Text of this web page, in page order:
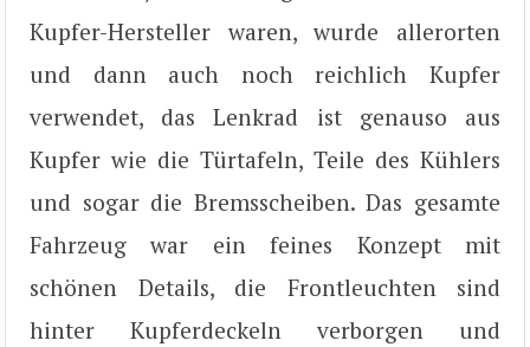
Kupfer-Hersteller waren, wurde allerorten
und dann auch noch reichlich Kupfer
verwendet, das Lenkrad ist genauso aus
Kupfer wie die Türtafeln, Teile des Kühlers
und sogar die Bremsscheiben. Das gesamte
Fahrzeug war ein feines Konzept mit
schönen Details, die Frontleuchten sind
hinter Kupferdeckeln verborgen und